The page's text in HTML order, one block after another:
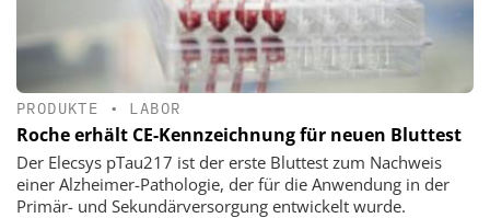
PRODUKTE • LABOR
Roche erhält CE-Kennzeichnung für neuen Bluttest
Der Elecsys pTau217 ist der erste Bluttest zum Nachweis
einer Alzheimer-Pathologie, der für die Anwendung in der
Primär- und Sekundärversorgung entwickelt wurde.